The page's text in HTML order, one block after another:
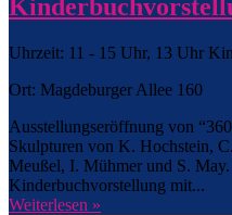
Uhrzeit: 11 - 15 Uhr, 13 Uhr
Ort: Magdeburger Allee 160
Ausstellungseröffnung von
Skulpturen von K. Hochstein,
Meußel, I. Mühmer und S.
Kinderbuchvorstellung mit...
Weiterlesen »